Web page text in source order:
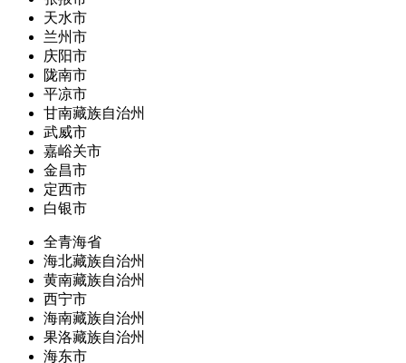
天水市
兰州市
庆阳市
陇南市
平凉市
甘南藏族自治州
武威市
嘉峪关市
金昌市
定西市
白银市
全青海省
海北藏族自治州
黄南藏族自治州
西宁市
海南藏族自治州
果洛藏族自治州
海东市